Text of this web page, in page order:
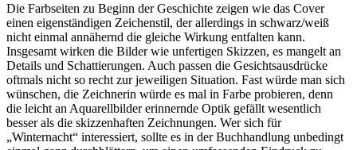
Die Farbseiten zu Beginn der Geschichte zeigen wie das Cover
einen eigenständigen Zeichenstil, der allerdings in schwarz/weiß
nicht einmal annähernd die gleiche Wirkung entfalten kann.
Insgesamt wirken die Bilder wie unfertigen Skizzen, es mangelt an
Details und Schattierungen. Auch passen die Gesichtsausdrücke
oftmals nicht so recht zur jeweiligen Situation. Fast würde man sich
wünschen, die Zeichnerin würde es mal in Farbe probieren, denn
die leicht an Aquarellbilder erinnernde Optik gefällt wesentlich
besser als die skizzenhaften Zeichnungen. Wer sich für
„Winternacht“ interessiert, sollte es in der Buchhandlung unbedingt